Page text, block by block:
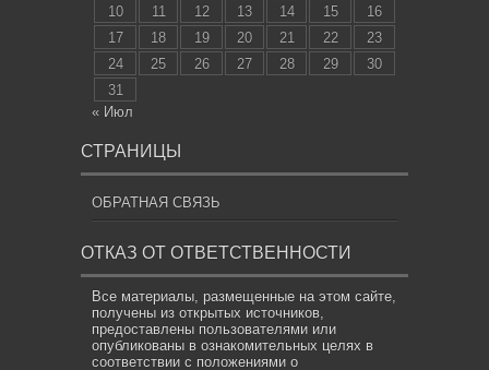
10
11 12 13 14 15
16
17
18 19 20 21 22
23
24
25 26 27 28 29
30
31
« Июл
СТРАНИЦЫ
ОБРАТНАЯ СВЯЗЬ
ОТКАЗ ОТ ОТВЕТСТВЕННОСТИ
Все материалы, размещенные на этом сайте,
получены из открытых источников,
предоставлены пользователями или
опубликованы в ознакомительных целях в
соответствии с положениями о